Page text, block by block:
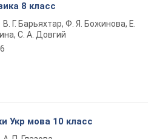
8 класс
В. Г. Барьяхтар, Ф. Я. Божинова, Е.
С. А. Довгий
Укр мова 10 класс